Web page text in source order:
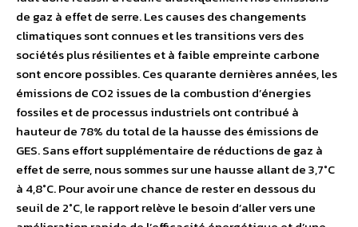
de gaz à effet de serre. Les causes des changements
climatiques sont connues et les transitions vers des
sociétés plus résilientes et à faible empreinte carbone
sont encore possibles. Ces quarante dernières années, les
émissions de CO2 issues de la combustion d’énergies
fossiles et de processus industriels ont contribué à
hauteur de 78% du total de la hausse des émissions de
GES. Sans effort supplémentaire de réductions de gaz à
effet de serre, nous sommes sur une hausse allant de 3,7°C
à 4,8°C. Pour avoir une chance de rester en dessous du
seuil de 2°C, le rapport relève le besoin d’aller vers une